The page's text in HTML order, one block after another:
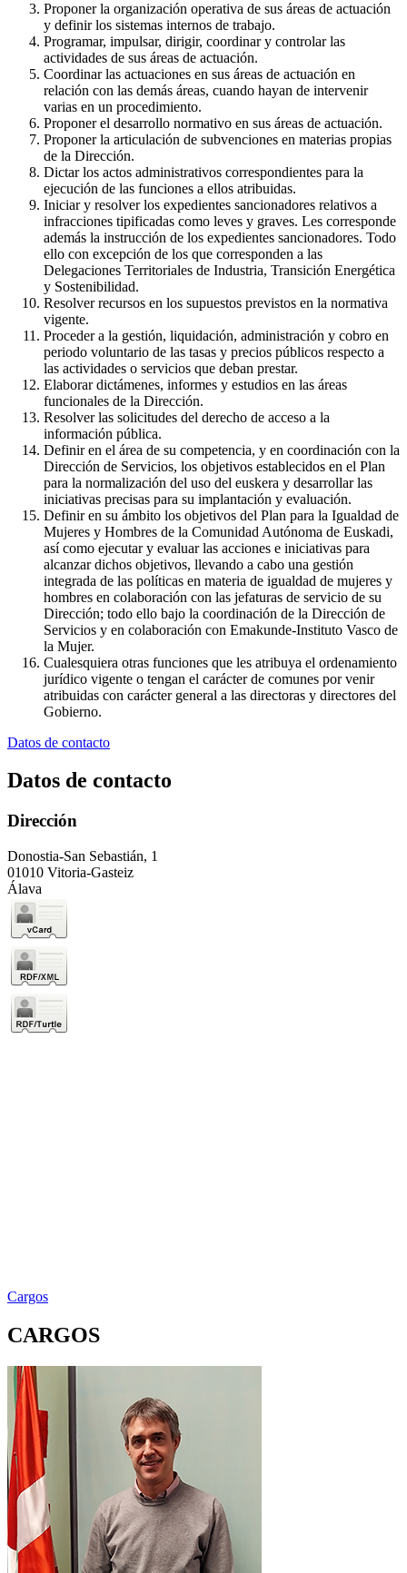
Proponer la organización operativa de sus áreas de actuación
y definir los sistemas internos de trabajo.
Programar, impulsar, dirigir, coordinar y controlar las
actividades de sus áreas de actuación.
Coordinar las actuaciones en sus áreas de actuación en
relación con las demás áreas, cuando hayan de intervenir
varias en un procedimiento.
Proponer el desarrollo normativo en sus áreas de actuación.
Proponer la articulación de subvenciones en materias propias
de la Dirección.
Dictar los actos administrativos correspondientes para la
ejecución de las funciones a ellos atribuidas.
Iniciar y resolver los expedientes sancionadores relativos a
infracciones tipificadas como leves y graves. Les corresponde
además la instrucción de los expedientes sancionadores. Todo
ello con excepción de los que corresponden a las
Delegaciones Territoriales de Industria, Transición Energética
y Sostenibilidad.
Resolver recursos en los supuestos previstos en la normativa
vigente.
Proceder a la gestión, liquidación, administración y cobro en
periodo voluntario de las tasas y precios públicos respecto a
las actividades o servicios que deban prestar.
Elaborar dictámenes, informes y estudios en las áreas
funcionales de la Dirección.
Resolver las solicitudes del derecho de acceso a la
información pública.
Definir en el área de su competencia, y en coordinación con la
Dirección de Servicios, los objetivos establecidos en el Plan
para la normalización del uso del euskera y desarrollar las
iniciativas precisas para su implantación y evaluación.
Definir en su ámbito los objetivos del Plan para la Igualdad de
Mujeres y Hombres de la Comunidad Autónoma de Euskadi,
así como ejecutar y evaluar las acciones e iniciativas para
alcanzar dichos objetivos, llevando a cabo una gestión
integrada de las políticas en materia de igualdad de mujeres y
hombres en colaboración con las jefaturas de servicio de su
Dirección; todo ello bajo la coordinación de la Dirección de
Servicios y en colaboración con Emakunde-Instituto Vasco de
la Mujer.
Cualesquiera otras funciones que les atribuya el ordenamiento
jurídico vigente o tengan el carácter de comunes por venir
atribuidas con carácter general a las directoras y directores del
Gobierno.
Datos de contacto
Datos de contacto
Dirección
Donostia-San Sebastián, 1
01010 Vitoria-Gasteiz
Álava
Cargos
CARGOS